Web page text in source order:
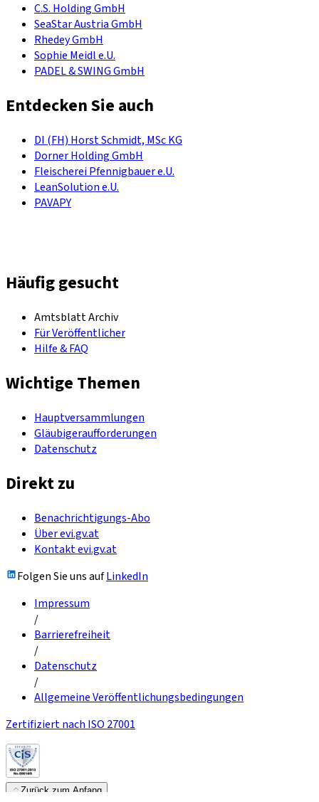
C.S. Holding GmbH
SeaStar Austria GmbH
Rhedey GmbH
Sophie Meidl e.U.
PADEL & SWING GmbH
Entdecken Sie auch
DI (FH) Horst Schmidt, MSc KG
Dorner Holding GmbH
Fleischerei Pfennigbauer e.U.
LeanSolution e.U.
PAVAPY
Häufig gesucht
Amtsblatt Archiv
Für Veröffentlicher
Hilfe & FAQ
Wichtige Themen
Hauptversammlungen
Gläubigeraufforderungen
Datenschutz
Direkt zu
Benachrichtigungs-Abo
Über evi.gv.at
Kontakt evi.gv.at
Folgen Sie uns aufLinkedIn
Impressum
/
Barrierefreiheit
/
Datenschutz
/
Allgemeine Veröffentlichungsbedingungen
Zertifiziert nach ISO 27001
Zurück zum Anfang